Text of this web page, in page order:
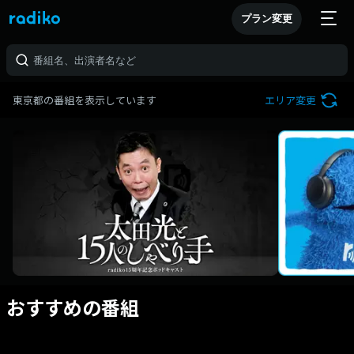
プラン変更
東京都の番組を表示しています エリア変更
おすすめの番組